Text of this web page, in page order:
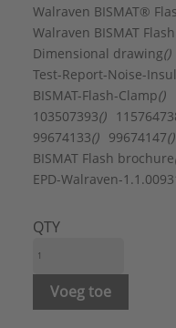
Geschikt voor koperen
Geschikt voor
Geschikt voor
Geschikt voor
Geschikt voor stalen
Inlage:
Rubber
KIWA-keur:
Nee
Laagdikte
LPCB keur: Nee
Mediumtemperatuur
Merk:
Nom. diameter:
Sluitvoorziening:
Walraven BISMAT®
Walraven BISMAT
Dimensional drawing()
Test-Report-Noise-
BISMAT-Flash-Clamp()
103507393()
99674133() 99674147()
BISMAT Flash brochure
EPD-Walraven-
QTY
Voeg toe